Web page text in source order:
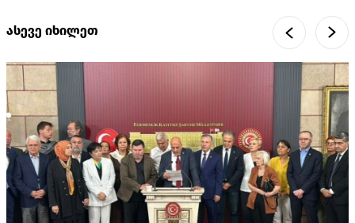
ასევე იხილეთ